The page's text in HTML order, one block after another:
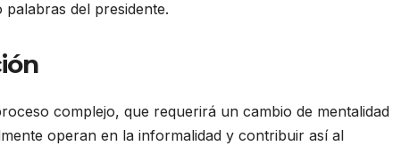
palabras del presidente.
complejo, que requerirá un cambio de mentalidad
operan en la informalidad y contribuir así al